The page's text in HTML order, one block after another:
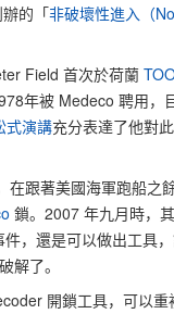
的「非破壞性進入（
Field 首次於荷蘭
年被 Medeco 聘用，
式演講充分表達了他對
跟著美國海軍跑船之
鎖。2007 年九月時，
，還是可以做出工具
解了。
開鎖工具，可以